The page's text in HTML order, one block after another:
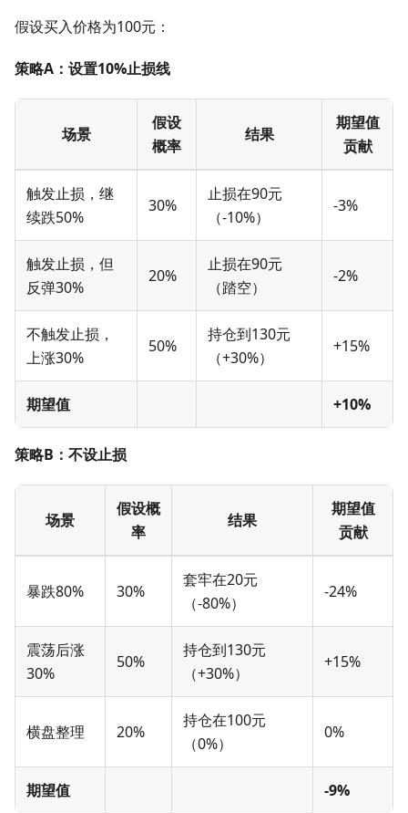
假设买入价格为100元：
策略A：设置10%止损线
场景
假设
概率
结果
期望值
贡献
触发止损，继
续跌50%
30%
止损在90元
（-10%）
-3%
触发止损，但
反弹30%
20%
止损在90元
（踏空）
-2%
不触发止损，
上涨30%
50%
持仓到130元
（+30%）
+15%
期望值 +10%
策略B：不设止损
场景
假设概
率
结果
期望值
贡献
暴跌80% 30%
套牢在20元
（-80%）
-24%
震荡后涨
30%
50%
持仓到130元
（+30%）
+15%
横盘整理 20%
持仓在100元
（0%）
0%
期望值 -9%